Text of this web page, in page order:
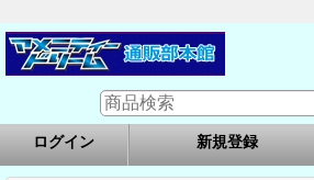
ログイン 新規登録